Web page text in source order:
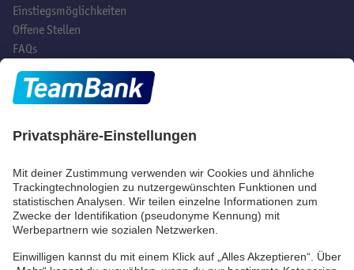
Einstiegsmöglichkeiten
Offene Stellen
FAQs
Hast du noch Fragen?
Beuthener Str. 25
Telefon:+49 (0) 911/53 90-
2000
E-Mail:info@teambank.de
Beschwerde